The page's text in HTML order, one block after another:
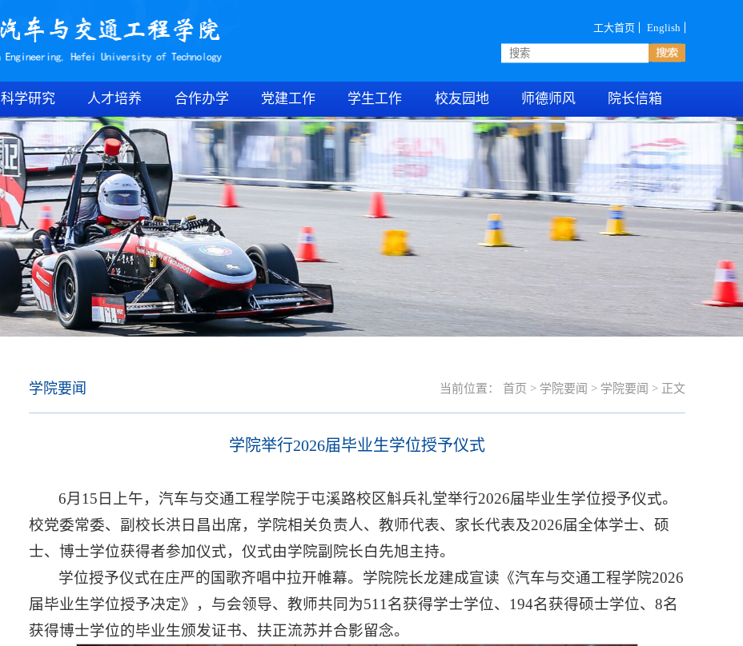
工大首页 English
科学研究 人才培养 合作办学 党建工作 学生工作 校友园地 师德师风 院长信箱
学院要闻 当前位置： 首页 > 学院要闻 > 学院要闻 > 正文
学院举行2026届毕业生学位授予仪式
6月15日上午，汽车与交通工程学院于屯溪路校区斛兵礼堂举行2026届毕业生学位授予仪式。
校党委常委、副校长洪日昌出席，学院相关负责人、教师代表、家长代表及2026届全体学士、硕
士、博士学位获得者参加仪式，仪式由学院副院长白先旭主持。
学位授予仪式在庄严的国歌齐唱中拉开帷幕。学院院长龙建成宣读《汽车与交通工程学院2026
届毕业生学位授予决定》，与会领导、教师共同为511名获得学士学位、194名获得硕士学位、8名
获得博士学位的毕业生颁发证书、扶正流苏并合影留念。